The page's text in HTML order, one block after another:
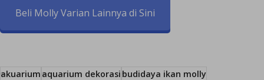
Beli Molly Varian Lainnya di Sini
akuarium aquarium dekorasi budidaya ikan molly